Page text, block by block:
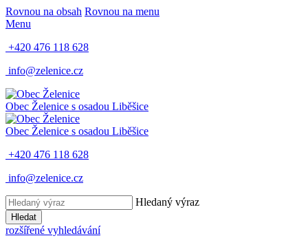
Rovnou na obsah Rovnou na menu
Menu
+420 476 118 628
info@zelenice.cz
Obec Želenice s osadou Liběšice
Obec Želenice s osadou Liběšice
+420 476 118 628
info@zelenice.cz
Hledaný výraz
Hledat
rozšířené vyhledávání